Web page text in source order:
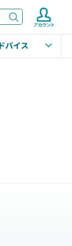
検索
バイス